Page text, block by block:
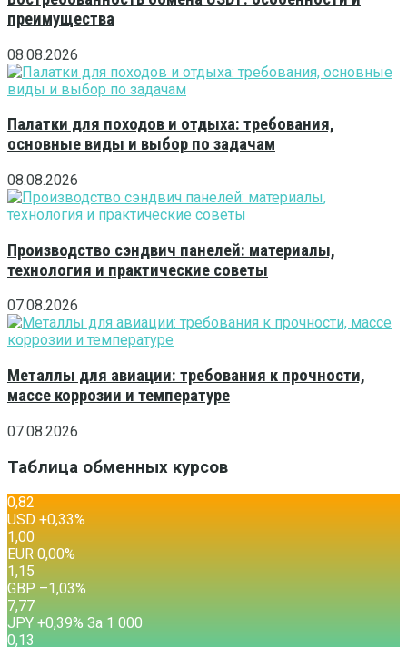
преимущества
08.08.2026
Палатки для походов и отдыха: требования,
основные виды и выбор по задачам
08.08.2026
Производство сэндвич панелей: материалы,
технология и практические советы
07.08.2026
Металлы для авиации: требования к прочности,
массе коррозии и температуре
07.08.2026
Таблица обменных курсов
0,82
USD +0,33%
1,00
EUR 0,00%
1,15
GBP –1,03%
7,77
JPY +0,39% За 1 000
0,13